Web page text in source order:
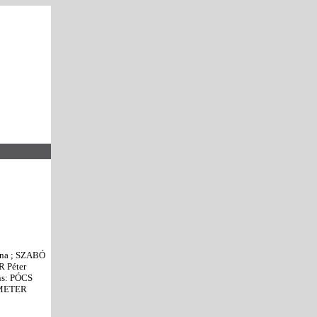
; SZABÓ
Péter
PÓCS